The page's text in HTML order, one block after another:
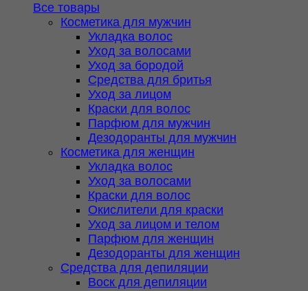
Все товары
Косметика для мужчин
Укладка волос
Уход за волосами
Уход за бородой
Средства для бритья
Уход за лицом
Краски для волос
Парфюм для мужчин
Дезодоранты для мужчин
Косметика для женщин
Укладка волос
Уход за волосами
Краски для волос
Окислители для краски
Уход за лицом и телом
Парфюм для женщин
Дезодоранты для женщин
Средства для депиляции
Воск для депиляции